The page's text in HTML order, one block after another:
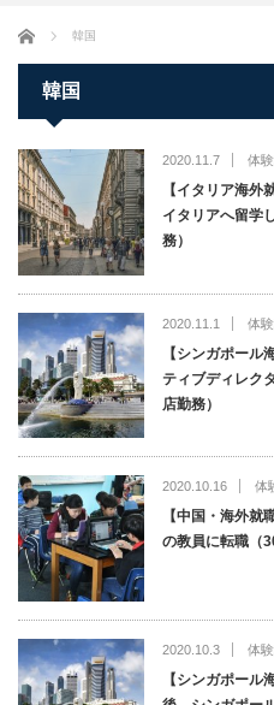
ホーム 韓国
韓国
2020.11.7 体
【イタリア海外
イタリアへ留学
務）
2020.11.1 体
【シンガポール
ティブディレク
店勤務）
2020.10.16 体
【中国・海外就
の教員に転職（
2020.10.3 体
【シンガポール